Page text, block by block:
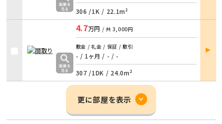
306 /1K / 22.1m²
4.7万円 / 共 3,000円
敷金 / 礼金 / 保証 / 敷引
- / 1ヶ月 / - / -
307 /1DK / 24.0m²
部屋
詳細
更に部屋を表示